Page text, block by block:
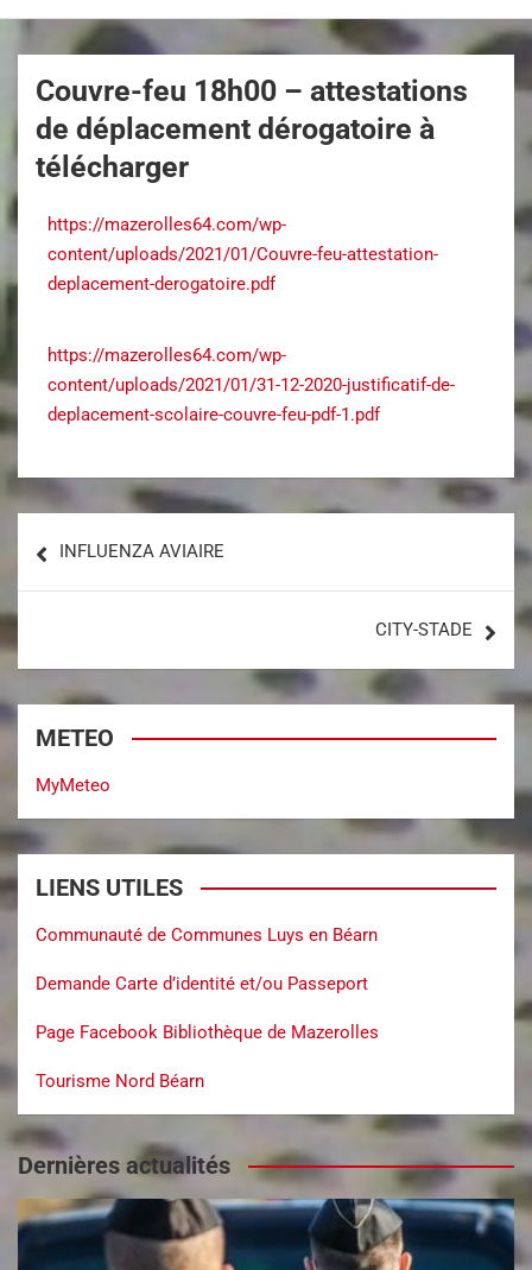
Couvre-feu 18h00 – attestations
de déplacement dérogatoire à
télécharger
https://mazerolles64.com/wp-
content/uploads/2021/01/Couvre-feu-attestation-
deplacement-derogatoire.pdf
https://mazerolles64.com/wp-
content/uploads/2021/01/31-12-2020-justificatif-de-
deplacement-scolaire-couvre-feu-pdf-1.pdf
INFLUENZA AVIAIRE
CITY-STADE
METEO
MyMeteo
LIENS UTILES
Communauté de Communes Luys en Béarn
Demande Carte d’identité et/ou Passeport
Page Facebook Bibliothèque de Mazerolles
Tourisme Nord Béarn
Dernières actualités